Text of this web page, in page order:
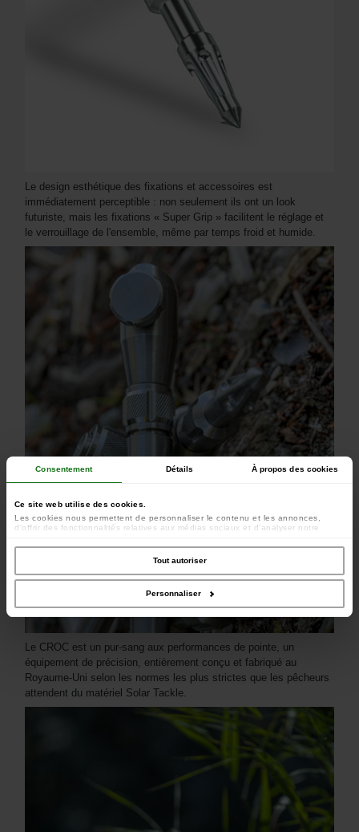
Consentement Détails À propos des cookies
Ce site web utilise des cookies.
Les cookies nous permettent de personnaliser le contenu et les annonces,
d'offrir des fonctionnalités relatives aux médias sociaux et d'analyser notre
avec nos partenaires de médias sociaux, de publicité et d'analyse, qui peuvent
combiner celles-ci avec d'autres informations que vous leur avez fournies ou
qu'ils ont collectées lors de votre utilisation de leurs services.
Tout autoriser
Personnaliser
Le design esthétique des fixations et accessoires est
immédiatement perceptible : non seulement ils ont un look
futuriste, mais les fixations « Super Grip » facilitent le réglage et
le verrouillage de l'ensemble, même par temps froid et humide.
Le CROC est un pur-sang aux performances de pointe, un
équipement de précision, entièrement conçu et fabriqué au
Royaume-Uni selon les normes les plus strictes que les pêcheurs
attendent du matériel Solar Tackle.